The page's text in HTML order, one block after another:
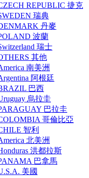
REPUBLIC 捷克
瑞典
丹麥
波蘭
瑞士
其他
南美洲
阿根廷
巴西
烏拉圭
巴拉圭
哥倫比亞
智利
北美洲
洪都拉斯
巴拿馬
美國